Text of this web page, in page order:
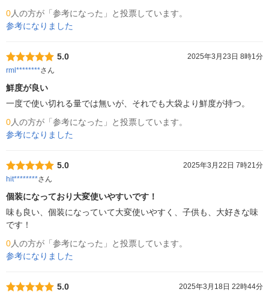
0人の方が「参考になった」と投票しています。
参考になりました
5.0
2025年3月23日 8時1分
rml********さん
鮮度が良い
一度で使い切れる量では無いが、それでも大袋より鮮度が持つ。
0人の方が「参考になった」と投票しています。
参考になりました
5.0
2025年3月22日 7時21分
hit********さん
個装になっており大変使いやすいです！
味も良い、個装になっていて大変使いやすく、子供も、大好きな味
です！
0人の方が「参考になった」と投票しています。
参考になりました
5.0 2025年3月18日 22時44分